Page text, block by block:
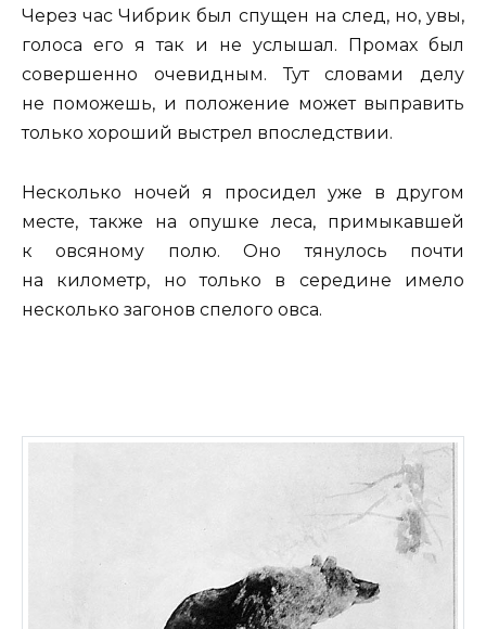
Через час Чибрик был спущен на след, но, увы,
голоса его я так и не услышал. Промах был
совершенно очевидным. Тут словами делу
не поможешь, и положение может выправить
только хороший выстрел впоследствии.
Несколько ночей я просидел уже в другом
месте, также на опушке леса, примыкавшей
к овсяному полю. Оно тянулось почти
на километр, но только в середине имело
несколько загонов спелого овса.